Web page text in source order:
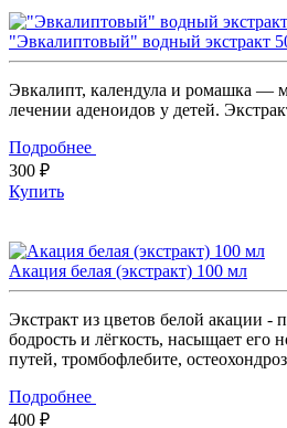
"Эвкалиптовый" водный экстракт
Эвкалипт, календула и ромашка —
лечении аденоидов у детей.
Подробнее
300 ₽
Купить
Акация белая (экстракт) 100 мл
Экстракт из цветов белой акации -
бодрость и лёгкость, насыщает его
путей, тромбофлебите,
Подробнее
400 ₽